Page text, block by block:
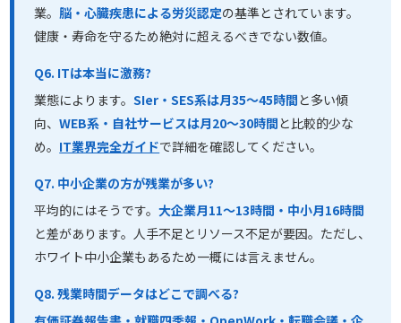
業。脳・心臓疾患による労災認定の基準とされています。
健康・寿命を守るため絶対に超えるべきでない数値。
Q6. ITは本当に激務?
業態によります。SIer・SES系は月35〜45時間と多い傾
向、WEB系・自社サービスは月20〜30時間と比較的少な
め。 IT業界完全ガイドで詳細を確認してください。
Q7. 中小企業の方が残業が多い?
平均的にはそうです。大企業月11〜13時間・中小月16時間
と差があります。人手不足とリソース不足が要因。ただし、
ホワイト中小企業もあるため一概には言えません。
Q8. 残業時間データはどこで調べる?